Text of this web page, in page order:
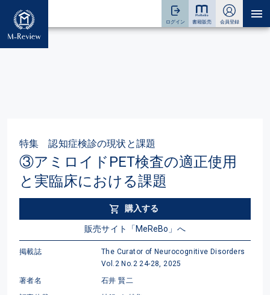
特集 認知症検診の現状と課題
③アミロイドPET検査の適正使用
と実臨床における課題
購入する
販売サイト「MeReBo」へ
掲載誌
The Curator of Neurocognitive Disorders
Vol.2 No.2 24-28, 2025
著者名
石井 賢二